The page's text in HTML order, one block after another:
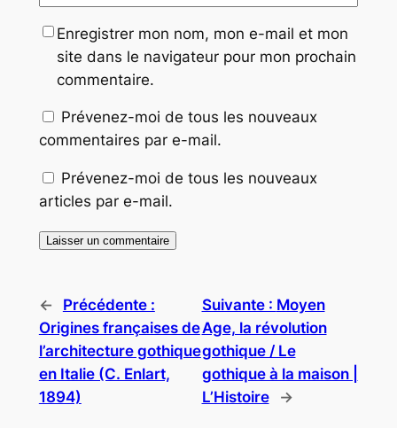
Enregistrer mon nom, mon e-mail et mon
site dans le navigateur pour mon prochain
commentaire.
Prévenez-moi de tous les nouveaux
commentaires par e-mail.
Prévenez-moi de tous les nouveaux
articles par e-mail.
←
Précédente :
Origines françaises de
l’architecture gothique
en Italie (C. Enlart,
1894)
Suivante : Moyen
Age, la révolution
gothique / Le
gothique à la maison |
L’Histoire
→